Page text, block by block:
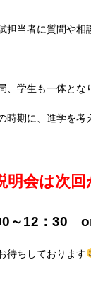
担当者に質問や相
、学生も一体とな
時期に、進学を
明会は次回
～12：30
待ちしております